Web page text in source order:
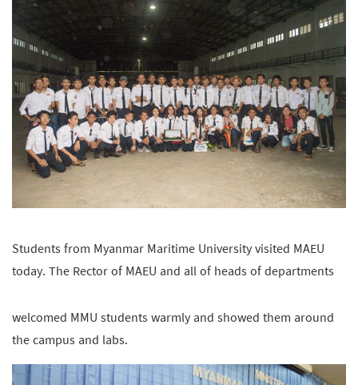
Students from Myanmar Maritime University visited MAEU
today. The Rector of MAEU and all of heads of departments
welcomed MMU students warmly and showed them around
the campus and labs.